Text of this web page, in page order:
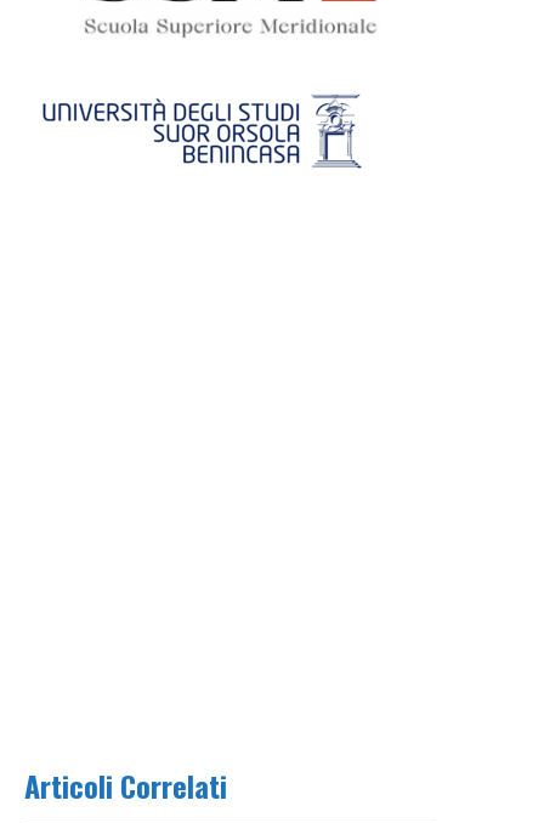
Articoli Correlati